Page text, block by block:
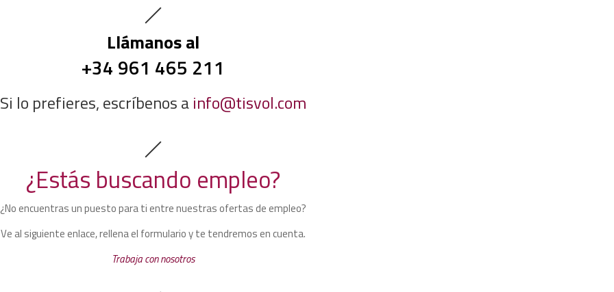
Llámanos al
+34 961 465 211
Si lo prefieres, escríbenos ainfo@tisvol.com
¿Estás buscando empleo?
¿No encuentras un puesto para ti entre nuestras ofertas de empleo?
Ve al siguiente enlace, rellena el formulario y te tendremos en cuenta.
Trabaja con nosotros